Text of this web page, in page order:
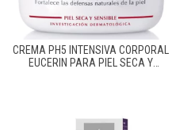
CREMA PH5 INTENSIVA CORPORAL
EUCERIN PARA PIEL SECA Y